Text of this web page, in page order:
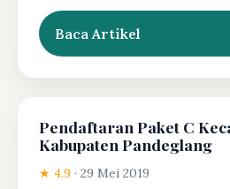
Baca Artikel
Pendaftaran Paket C
Kabupaten Pandeglang
★ 4.9 · 29 Mei 2019